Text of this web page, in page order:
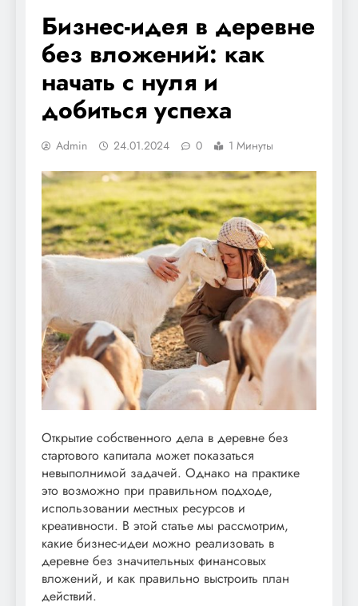
Бизнес-идея в деревне
без вложений: как
начать с нуля и
добиться успеха
Admin 24.01.2024 0 1 Минуты
Открытие собственного дела в деревне без
стартового капитала может показаться
невыполнимой задачей. Однако на практике
это возможно при правильном подходе,
использовании местных ресурсов и
креативности. В этой статье мы рассмотрим,
какие бизнес-идеи можно реализовать в
деревне без значительных финансовых
вложений, и как правильно выстроить план
действий.